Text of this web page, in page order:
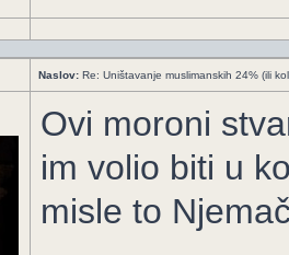
Naslov: Re: Uništavanje muslimanskih 24% (ili
Ovi moroni
im volio biti u
misle to